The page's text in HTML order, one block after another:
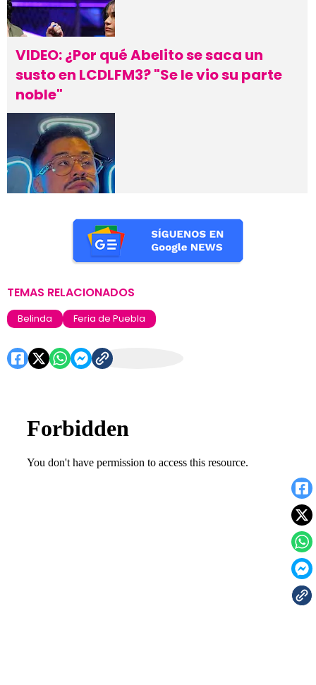
VIDEO: ¿Por qué Abelito se saca un
susto en LCDLFM3? "Se le vio su parte
noble"
TEMAS RELACIONADOS
Belinda Feria de Puebla